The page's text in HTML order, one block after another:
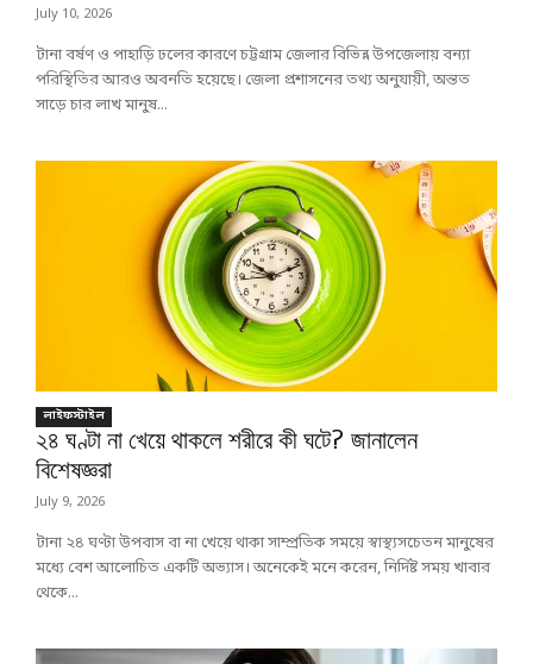
July 10, 2026
টানা বর্ষণ ও পাহাড়ি ঢলের কারণে চট্টগ্রাম জেলার বিভিন্ন উপজেলায় বন্যা
পরিস্থিতির আরও অবনতি হয়েছে। জেলা প্রশাসনের তথ্য অনুযায়ী, অন্তত
সাড়ে চার লাখ মানুষ...
লাইফস্টাইল
২৪ ঘণ্টা না খেয়ে থাকলে শরীরে কী ঘটে? জানালেন
বিশেষজ্ঞরা
July 9, 2026
টানা ২৪ ঘণ্টা উপবাস বা না খেয়ে থাকা সাম্প্রতিক সময়ে স্বাস্থ্যসচেতন মানুষের
মধ্যে বেশ আলোচিত একটি অভ্যাস। অনেকেই মনে করেন, নির্দিষ্ট সময় খাবার
থেকে...